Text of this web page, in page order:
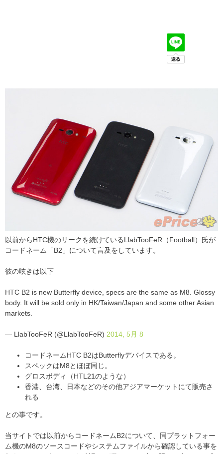
以前からHTC機のリークを続けているLlabTooFeR（Football）氏が
コードネーム「B2」について言及をしています。
彼の呟きは以下
HTC B2 is new Butterfly device, specs are the same as M8. Glossy
body. It will be sold only in HK/Taiwan/Japan and some other Asian
markets.
— LlabTooFeR (@LlabTooFeR) 2014, 5月 8
コードネームHTC B2はButterflyデバイスである。
スペックはM8とほぼ同じ。
グロスボディ（HTL21のような）
香港、台湾、日本などのその他アジアマーケットにて販売さ
れる
との事です。
当サイトでは以前からコードネームB2について、同プラットフォー
ム機のM8のソースコードやシステムファイルから確認している事を